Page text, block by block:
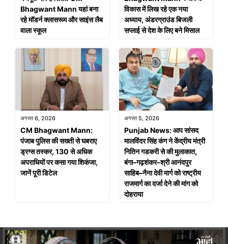
Bhagwant Mann यहां बना
रहे मॉडर्न क्लासरूम और साइंस लैब
वाला स्कूल
विकास में लिख रहे एक नया
अध्याय, अंडरग्राउंड बिजली
सप्लाई से देश के लिए बने मिसाल
अगस्त 6, 2026
CM Bhagwant Mann:
पंजाब पुलिस की सख्ती से घबराए
ड्रग्स तस्कर, 130 से अधिक
अपराधियों पर कसा गया शिकंजा,
जानें पूरी डिटेल
अगस्त 5, 2026
Punjab News: आप सांसद
मालविंदर सिंह कंग ने केंद्रीय मंत्री
नितिन गडकरी से की मुलाकात,
बंगा–गढ़शंकर–श्री आनंदपुर
साहिब–नैना देवी मार्ग को राष्ट्रीय
राजमार्ग का दर्जा देने की मांग को
दोहराया